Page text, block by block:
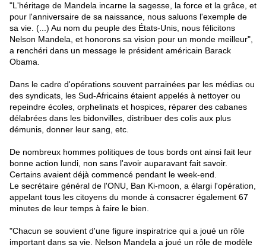
"L'héritage de Mandela incarne la sagesse, la force et la grâce, et
pour l'anniversaire de sa naissance, nous saluons l'exemple de
sa vie. (...) Au nom du peuple des États-Unis, nous félicitons
Nelson Mandela, et honorons sa vision pour un monde meilleur",
a renchéri dans un message le président américain Barack
Obama.
Dans le cadre d'opérations souvent parrainées par les médias ou
des syndicats, les Sud-Africains étaient appelés à nettoyer ou
repeindre écoles, orphelinats et hospices, réparer des cabanes
délabrées dans les bidonvilles, distribuer des colis aux plus
démunis, donner leur sang, etc.
De nombreux hommes politiques de tous bords ont ainsi fait leur
bonne action lundi, non sans l'avoir auparavant fait savoir.
Certains avaient déjà commencé pendant le week-end.
Le secrétaire général de l'ONU, Ban Ki-moon, a élargi l'opération,
appelant tous les citoyens du monde à consacrer également 67
minutes de leur temps à faire le bien.
"Chacun se souvient d'une figure inspiratrice qui a joué un rôle
important dans sa vie. Nelson Mandela a joué un rôle de modèle